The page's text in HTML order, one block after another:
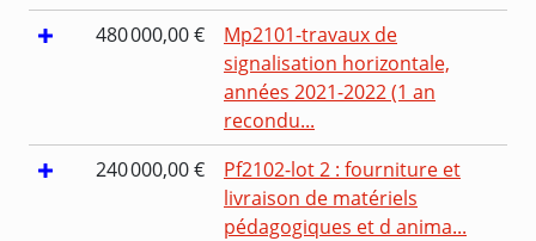
480 000,00 €
Mp2101-travaux de
signalisation horizontale,
années 2021-2022 (1 an
recondu...
240 000,00 €
Pf2102-lot 2 : fourniture et
livraison de matériels
pédagogiques et d anima...